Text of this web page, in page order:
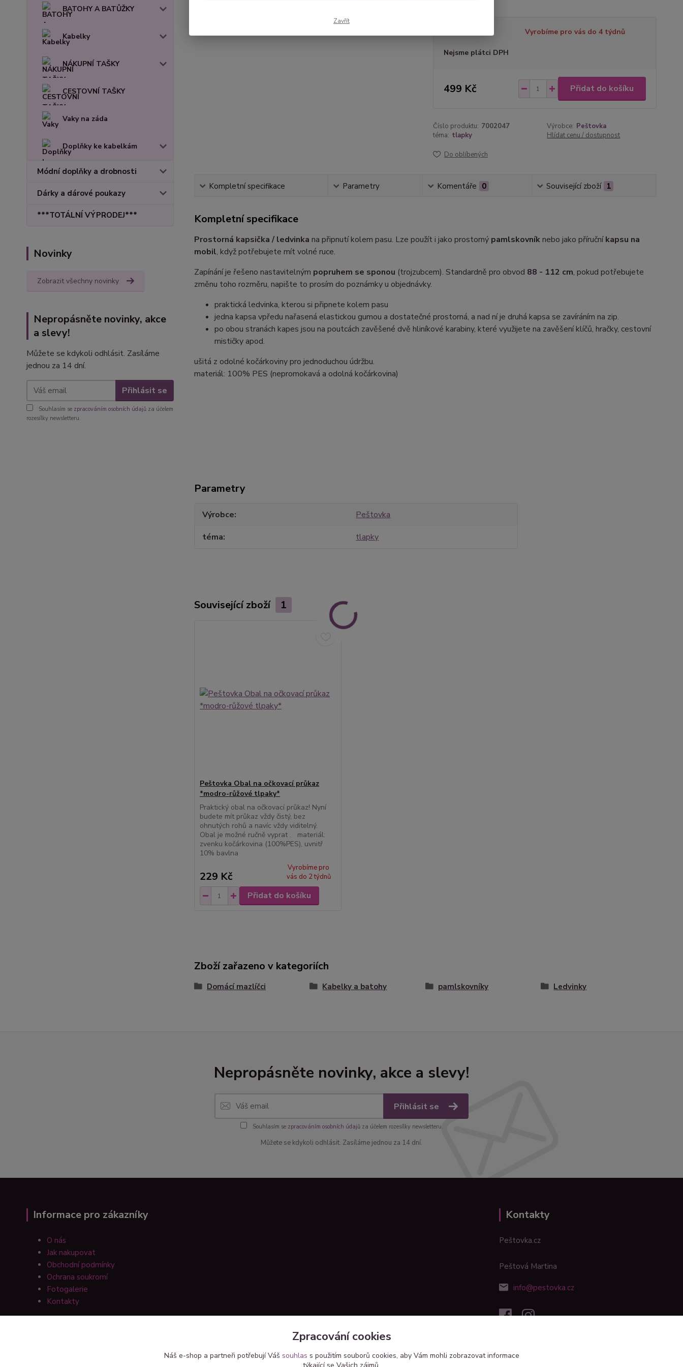
BATOHY A BATŮŽKY
Kabelky
NÁKUPNÍ TAŠKY
CESTOVNÍ TAŠKY
Vaky na záda
Doplňky ke kabelkám
Módní doplňky a drobnosti
Dárky a dárové poukazy
***TOTÁLNÍ VÝPRODEJ***
Novinky
Zobrazit všechny novinky
Nepropásněte novinky, akce
a slevy!
Můžete se kdykoli odhlásit. Zasíláme
jednou za 14 dní.
Přihlásit se
Souhlasím se zpracováním osobních údajů za účelem
rozesílky newsletteru.
Vyrobíme pro vás do 4 týdnů
Nejsme plátci DPH
499 Kč Přidat do košíku
Číslo produktu: 7002047 Výrobce: Peštovka
téma: tlapky Hlídat cenu / dostupnost
Do oblíbených
Kompletní specifikace Parametry Komentáře 0 Související zboží 1
Kompletní specifikace
Prostorná kapsička / ledvinka na připnutí kolem pasu. Lze použít i jako prostorný pamlskovníknebo jako příručníkapsu na
mobil, když potřebujete mít volné ruce.
Zapínání je řešeno nastavitelným popruhem se sponou (trojzubcem). Standardně pro obvod 88 - 112 cm, pokud potřebujete
změnu toho rozměru, napište to prosím do poznámky u objednávky.
praktická ledvinka, kterou si připnete kolem pasu
jedna kapsa vpředu nařasená elastickou gumou a dostatečné prostorná, a nad ní je druhá kapsa se zavíráním na zip.
po obou stranách kapes jsou na poutcách zavěšené dvě hliníkové karabiny, které využijete na zavěšení klíčů, hračky, cestovní
mističky apod.
ušitá z odolné kočárkoviny pro jednoduchou údržbu.
materiál: 100% PES (nepromokavá a odolná kočárkovina)
Parametry
Výrobce
Peštovka
téma
tlapky
Související zboží 1
Peštovka Obal na očkovací průkaz
*modro-růžové tlpaky*
Praktický obal na očkovací průkaz! Nyní
budete mít průkaz vždy čistý, bez
ohnutých rohů a navíc vždy viditelný.
Obal je možné ručně vyprat . materiál:
zvenku kočárkovina (100%PES), uvnitř
10% bavlna
229 Kč
Vyrobíme pro
vás do 2 týdnů
Přidat do košíku
Zboží zařazeno v kategoriích
Domácí mazlíčci Kabelky a batohy pamlskovníky Ledvinky
Nepropásněte novinky, akce a slevy!
Přihlásit se
Souhlasím se zpracováním osobních údajůza účelem rozesílky newsletteru.
Můžete se kdykoli odhlásit. Zasíláme jednou za 14 dní.
Informace pro zákazníky
O nás
Jak nakupovat
Obchodní podmínky
Ochrana soukromí
Fotogalerie
Kontakty
Kontakty
Peštovka.cz
Peštová Martina
info@pestovka.cz
Zavřít
Zpracování cookies
Náš e-shop a partneři potřebují Váš souhlas s použitím souborů cookies, aby Vám mohli zobrazovat informace